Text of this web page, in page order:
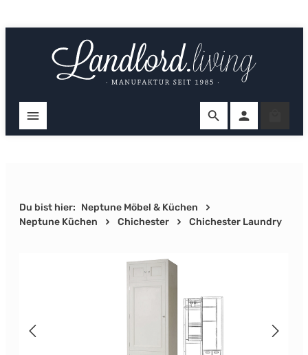
Du bist hier: Neptune Möbel & Küchen
Neptune Küchen
Chichester Chichester Laundry
Bildergalerie überspringen